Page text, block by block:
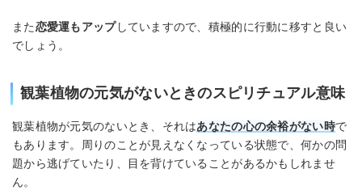
また恋愛運もアップしていますので、積極的に行動に移すと良い
でしょう。
観葉植物の元気がないときのスピリチュアル意味
観葉植物が元気のないとき、それはあなたの心の余裕がない時で
もあります。周りのことが見えなくなっている状態で、何かの問
題から逃げていたり、目を背けていることがあるかもしれませ
ん。